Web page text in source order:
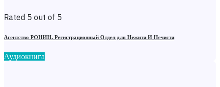
Rated 5 out of 5
Агентство РОНИН. Регистрационный Отдел для Нежити И Нечисти
Аудиокнига